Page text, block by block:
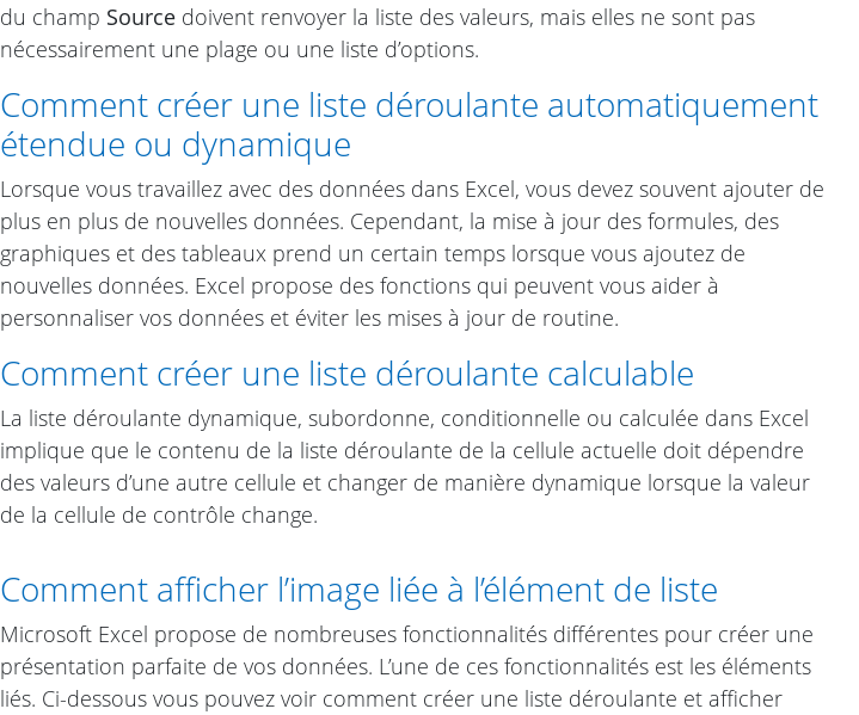
du champ Source doivent renvoyer la liste des valeurs, mais elles ne sont pas
nécessairement une plage ou une liste d’options.
Comment créer une liste déroulante automatiquement
étendue ou dynamique
Lorsque vous travaillez avec des données dans Excel, vous devez souvent ajouter de
plus en plus de nouvelles données. Cependant, la mise à jour des formules, des
graphiques et des tableaux prend un certain temps lorsque vous ajoutez de
nouvelles données. Excel propose des fonctions qui peuvent vous aider à
personnaliser vos données et éviter les mises à jour de routine.
Comment créer une liste déroulante calculable
La liste déroulante dynamique, subordonne, conditionnelle ou calculée dans Excel
implique que le contenu de la liste déroulante de la cellule actuelle doit dépendre
des valeurs d’une autre cellule et changer de manière dynamique lorsque la valeur
de la cellule de contrôle change.
Comment afficher l’image liée à l’élément de liste
Microsoft Excel propose de nombreuses fonctionnalités différentes pour créer une
présentation parfaite de vos données. L’une de ces fonctionnalités est les éléments
liés. Ci-dessous vous pouvez voir comment créer une liste déroulante et afficher